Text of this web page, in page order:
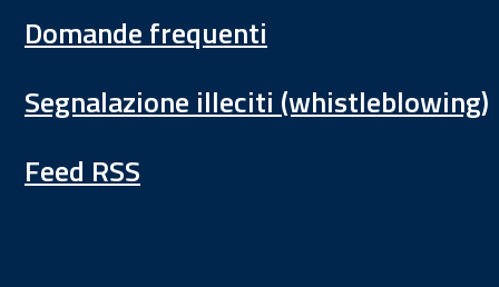
Domande frequenti
Segnalazione illeciti (whistleblowing)
Feed RSS